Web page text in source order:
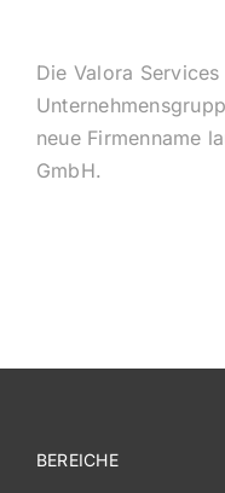
Die Valora
neue Firmenname
GmbH.
BEREICHE